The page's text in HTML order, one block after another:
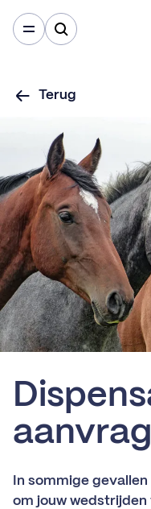
Terug
In sommige
om jouw